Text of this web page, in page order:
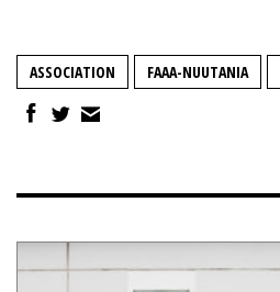
ASSOCIATION FAAA-NUUTANIA